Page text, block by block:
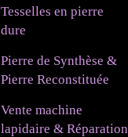
Tesselles en pierre
dure
Pierre de Synthèse &
Pierre Reconstituée
Vente machine
lapidaire & Réparation